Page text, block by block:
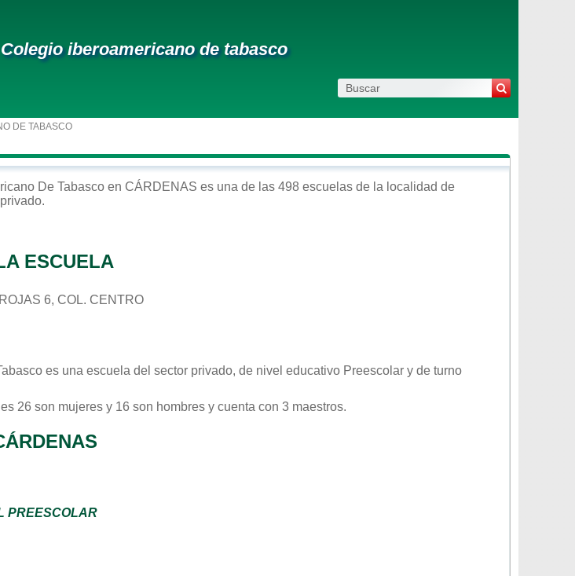
iberoamericano de tabasco
DE TABASCO
De Tabasco en CÁRDENAS es una de las 498 escuelas de la localidad de
privado.
ESCUELA
6, COL. CENTRO
es una escuela del sector privado, de nivel educativo Preescolar y de turno
26 son mujeres y 16 son hombres y cuenta con 3 maestros.
PREESCOLAR